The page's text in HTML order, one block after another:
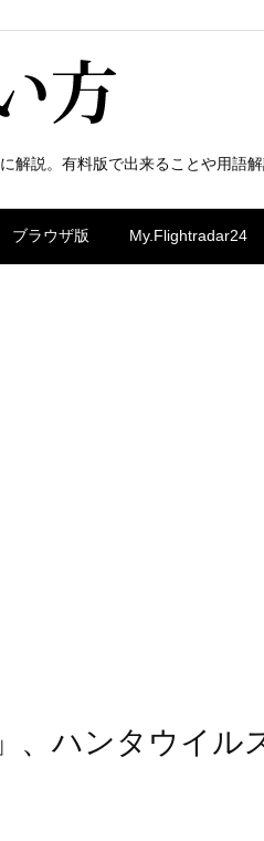
説。有料版で出来ることや用語
ブラウザ版 My.Flightradar24
、ハンタウイル